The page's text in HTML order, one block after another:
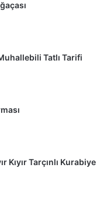
Tatlı Tarifi
Kıyır Tarçınlı Kurabiye